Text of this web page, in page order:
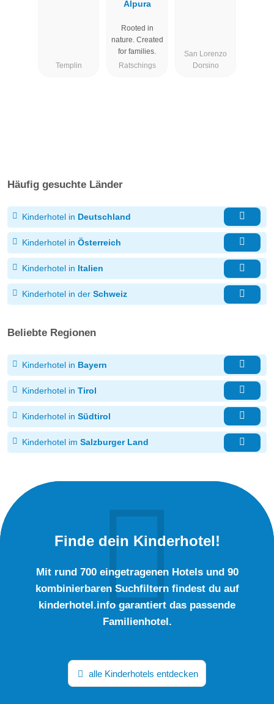
Templin
Alpura
Rooted in
nature. Created
for families.
Ratschings
San Lorenzo
Dorsino
Häufig gesuchte Länder
Kinderhotel in Deutschland
Kinderhotel in Österreich
Kinderhotel in Italien
Kinderhotel in der Schweiz
Beliebte Regionen
Kinderhotel in Bayern
Kinderhotel in Tirol
Kinderhotel in Südtirol
Kinderhotel im Salzburger Land
Finde dein Kinderhotel!
Mit rund 700 eingetragenen Hotels und 90
kombinierbaren Suchfiltern findest du auf
kinderhotel.info garantiert das passende
Familienhotel.
alle Kinderhotels entdecken